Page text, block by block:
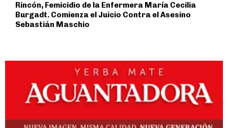
Rincón, Femicidio de la Enfermera María Cecilia
Burgadt. Comienza el Juicio Contra el Asesino
Sebastián Maschio